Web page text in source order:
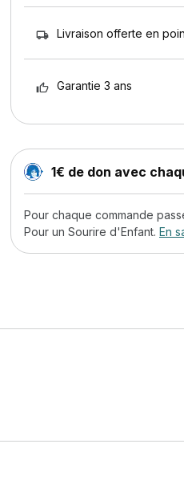
Livraison offerte en
Garantie 3 ans
1€ de don avec
Pour chaque commande
Pour un Sourire d'Enfant. En